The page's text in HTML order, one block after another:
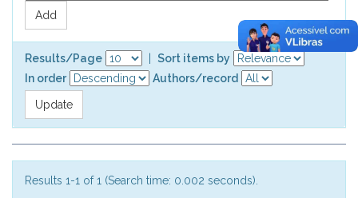
Results/Page
Sort items by
In order
Authors/record
Results 1-1 of 1 (Search time: 0.002 seconds).